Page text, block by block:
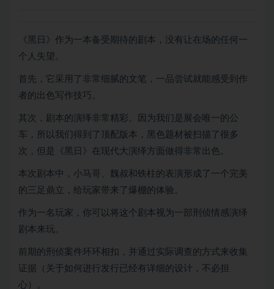
《黑日》作为一本备受期待的剧本，没有让在场的任何一
个人失望。
首先，它采用了非常细腻的文笔，一品尝试就能感受到作
者的出色写作技巧。
其次，剧本的演绎非常精彩。因为我们是展会唯一的公
车，所以我们得到了顶配版本，黑色题材被扫描了很多
次，但是《黑日》在现代大演绎方面做得非常出色。
本次剧本中，小马哥、魏叔和铁柱的表演形成了一个完美
的三足鼎立，给玩家带来了爆棚的体验。
作为一名玩家，你可以将这个剧本视为一部刑侦情感演绎
剧本来玩。
前期的刑侦案件环环相扣，并通过实际调查的方式来收集
证据（关于如何进行发行已经有详细的设计，不必担
心）。